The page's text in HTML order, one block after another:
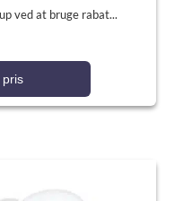
ved at bruge rabat...